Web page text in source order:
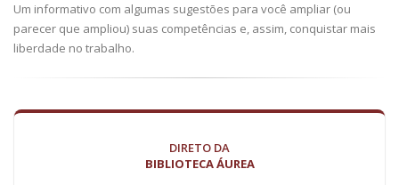
Um informativo com algumas sugestões para você ampliar (ou
parecer que ampliou) suas competências e, assim, conquistar mais
liberdade no trabalho.
DIRETO DA
BIBLIOTECA ÁUREA